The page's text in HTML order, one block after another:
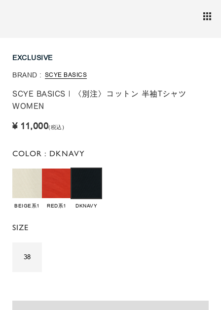
EXCLUSIVE
BRAND : SCYE BASICS
SCYE BASICS | 〈別注〉コットン 半袖Tシャツ
WOMEN
¥ 11,000(税込)
COLOR : DKNAVY
BEIGE系1 RED系1 DKNAVY
SIZE
38